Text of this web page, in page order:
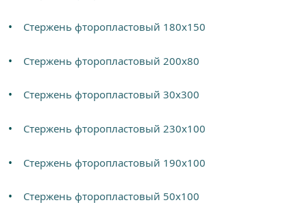
Стержень фторопластовый 180х150
Стержень фторопластовый 200х80
Стержень фторопластовый 30х300
Стержень фторопластовый 230х100
Стержень фторопластовый 190х100
Стержень фторопластовый 50х100